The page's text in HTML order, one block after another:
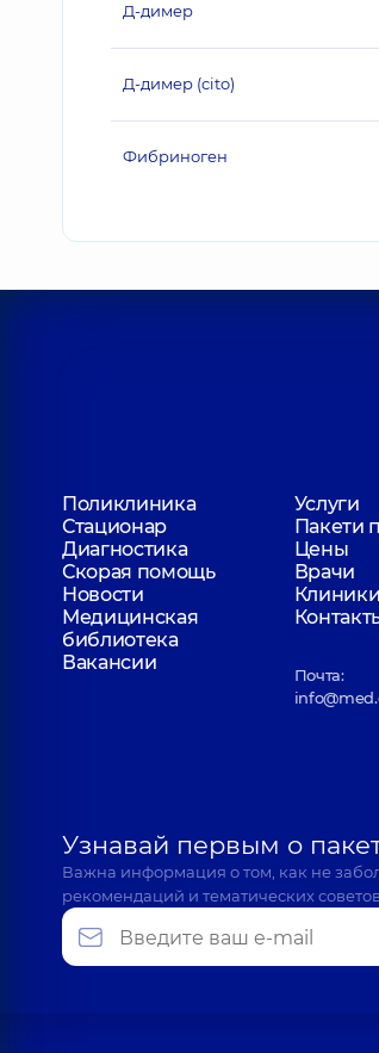
Д-димер
Д-димер (cito)
Фибриноген
Поликлиника
Услуги
Стационар
Пакети
Диагностика
Цены
Скорая помощь
Врачи
Новости
Клиники
Медицинская
библиотека
Вакансии
Почта:
Узнавай первым о
Важна информация о том, как не
рекомендаций и тематических